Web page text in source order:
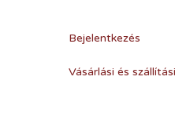
Bejelentkezés
Vásárlási és